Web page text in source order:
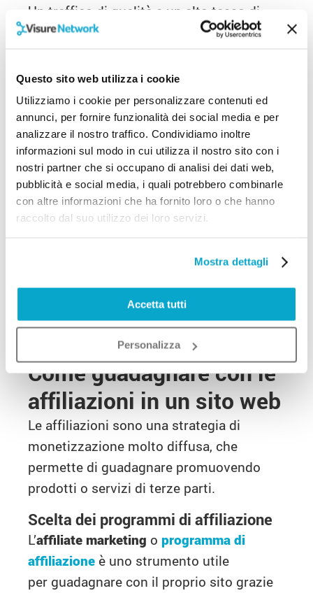
Questo sito web utilizza i cookie
Utilizziamo i cookie per personalizzare contenuti ed
annunci, per fornire funzionalità dei social media e per
analizzare il nostro traffico. Condividiamo inoltre
informazioni sul modo in cui utilizza il nostro sito con i
nostri partner che si occupano di analisi dei dati web,
pubblicità e social media, i quali potrebbero combinarle
con altre informazioni che ha fornito loro o che hanno
raccolto dal suo utilizzo dei loro servizi.
Mostra dettagli
Accetta tutti
Personalizza
Un traffico di qualità e un alto tasso di
coinvolgimento dei visitatori sono fattori
utenti clicchino sugli annunci,
incrementando così i guadagni.
Ottimizzazione per i click
Per riassumere, se sei intenzionato a
massimizzare i guadagni tramite i click, è
bene prestare attenzione a:
come nella parte superiore della pagina o
design: scegli un design che integri gli
annunci senza disturbare l’esperienza
dell’utente nella pagina,
targeting: personalizza gli annunci per renderli
rilevanti per il tuo pubblico.
Come guadagnare con le
affiliazioni in un sito web
Le affiliazioni sono una strategia di
monetizzazione molto diffusa, che
permette di guadagnare promuovendo
prodotti o servizi di terze parti.
Scelta dei programmi di affiliazione
L’affiliate marketing o programma di
affiliazione è uno strumento utile
per guadagnare con il proprio sito grazie